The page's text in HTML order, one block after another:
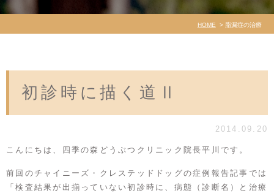
HOME 脂漏症の治療
初診時に描く道Ⅱ
2014.09.20
こんにちは、四季の森どうぶつクリニック院長平川です。
前回のチャイニーズ・クレステッドドッグの症例報告記事 では
「検査結果が出揃っていない初診時に、病態（診断名）と治療